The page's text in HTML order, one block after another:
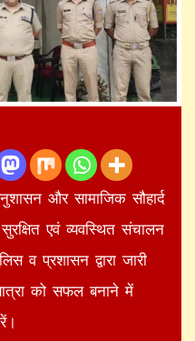
और सामाजिक सौहार्द
एवं व्यवस्थित संचालन
व प्रशासन द्वारा जारी
को सफल बनाने में